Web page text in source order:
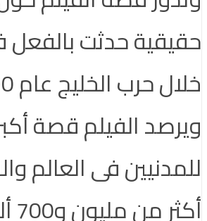
حقيقية حدثت
ويرصد الفيلم قصة
للمدنيين فى العالم